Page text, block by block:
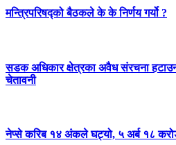
मन्त्रिपरिषद्को बैठकले के के निर्णय गर्यो ?
सडक अधिकार क्षेत्रका अवैध संरचना हटाउन
चेतावनी
नेप्से करिब १४ अंकले घट्यो, ५ अर्ब १८